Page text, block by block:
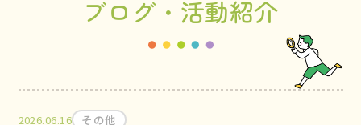
ブログ・活動紹介
記事の公開日：
2026.06.16 記事のカテゴリ：
その他